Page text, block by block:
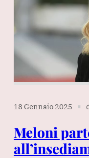
18 Gennaio 2025 ∎
Meloni